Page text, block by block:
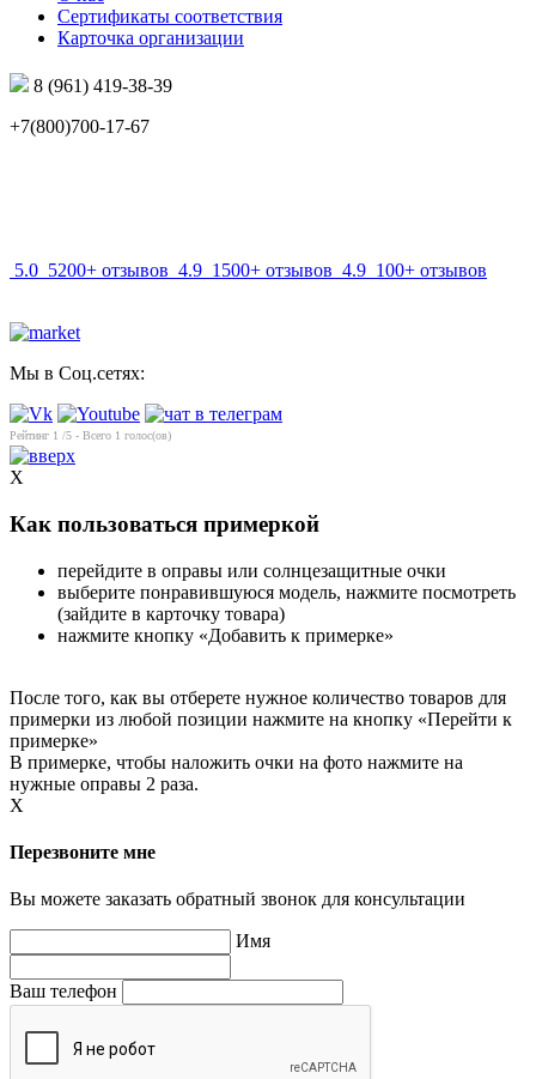
Сертификаты соответствия
Карточка организации
8 (961) 419-38-39
+7(800)700-17-67
5.0 5200+ отзывов 4.9 1500+ отзывов 4.9 100+ отзывов
Мы в Соц.сетях:
Рейтинг 1 /5 - Всего 1 голос(ов)
X
Как пользоваться примеркой
перейдите в оправы или солнцезащитные очки
выберите понравившуюся модель, нажмите посмотреть
(зайдите в карточку товара)
нажмите кнопку «Добавить к примерке»
После того, как вы отберете нужное количество товаров для
примерки из любой позиции нажмите на кнопку «Перейти к
примерке»
В примерке, чтобы наложить очки на фото нажмите на
нужные оправы 2 раза.
X
Перезвоните мне
Вы можете заказать обратный звонок для консультации
Имя
Ваш телефон